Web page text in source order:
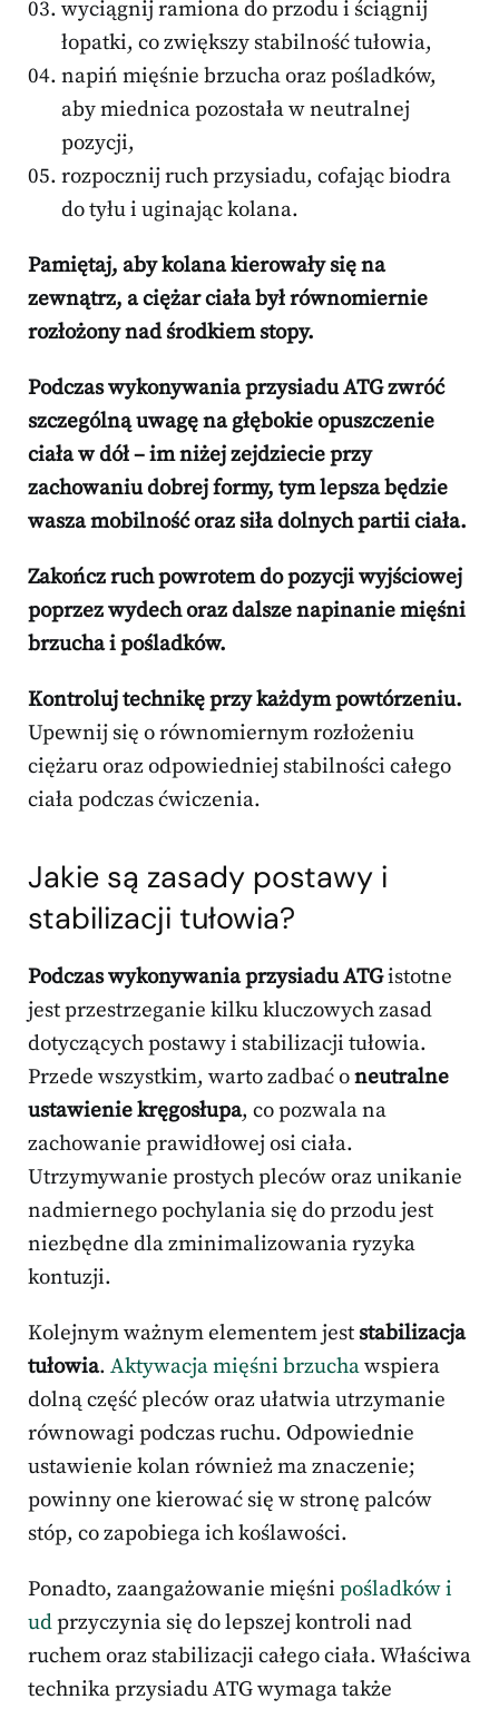
wyciągnij ramiona do przodu i ściągnij
łopatki, co zwiększy stabilność tułowia,
napiń mięśnie brzucha oraz pośladków,
aby miednica pozostała w neutralnej
pozycji,
rozpocznij ruch przysiadu, cofając biodra
do tyłu i uginając kolana.
Pamiętaj, aby kolana kierowały się na
zewnątrz, a ciężar ciała był równomiernie
rozłożony nad środkiem stopy.
Podczas wykonywania przysiadu ATG zwróć
szczególną uwagę na głębokie opuszczenie
ciała w dół – im niżej zejdziecie przy
zachowaniu dobrej formy, tym lepsza będzie
wasza mobilność oraz siła dolnych partii ciała.
Zakończ ruch powrotem do pozycji wyjściowej
poprzez wydech oraz dalsze napinanie mięśni
brzucha i pośladków.
Kontroluj technikę przy każdym powtórzeniu.
Upewnij się o równomiernym rozłożeniu
ciężaru oraz odpowiedniej stabilności całego
ciała podczas ćwiczenia.
Jakie są zasady postawy i
stabilizacji tułowia?
Podczas wykonywania przysiadu ATGistotne
jest przestrzeganie kilku kluczowych zasad
dotyczących postawy i stabilizacji tułowia.
Przede wszystkim, warto zadbać oneutralne
ustawienie kręgosłupa, co pozwala na
zachowanie prawidłowej osi ciała.
Utrzymywanie prostych pleców oraz unikanie
nadmiernego pochylania się do przodu jest
niezbędne dla zminimalizowania ryzyka
kontuzji.
Kolejnym ważnym elementem jest stabilizacja
tułowia. Aktywacja mięśni brzuchawspiera
dolną część pleców oraz ułatwia utrzymanie
równowagi podczas ruchu. Odpowiednie
ustawienie kolan również ma znaczenie;
powinny one kierować się w stronę palców
stóp, co zapobiega ich koślawości.
Ponadto, zaangażowanie mięśni pośladków i
udprzyczynia się do lepszej kontroli nad
ruchem oraz stabilizacji całego ciała. Właściwa
technika przysiadu ATG wymaga także